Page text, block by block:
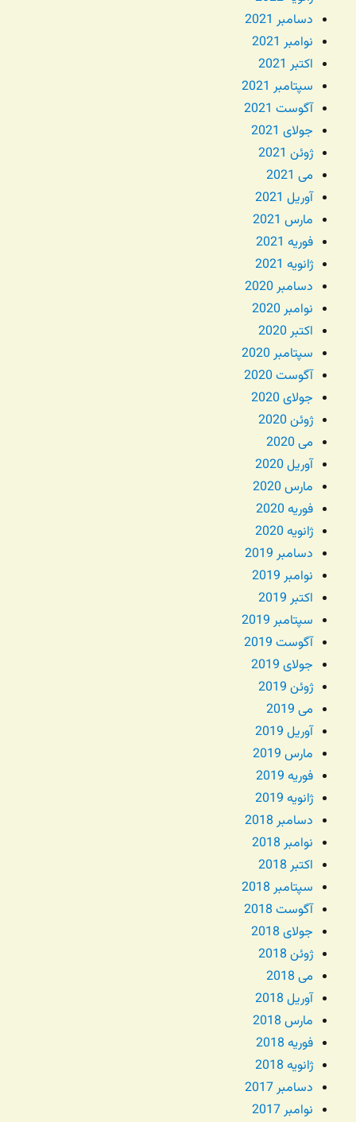
دسامبر 2021
نوامبر 2021
اکتبر 2021
سپتامبر 2021
آگوست 2021
جولای 2021
ژوئن 2021
می 2021
آوریل 2021
مارس 2021
فوریه 2021
ژانویه 2021
دسامبر 2020
نوامبر 2020
اکتبر 2020
سپتامبر 2020
آگوست 2020
جولای 2020
ژوئن 2020
می 2020
آوریل 2020
مارس 2020
فوریه 2020
ژانویه 2020
دسامبر 2019
نوامبر 2019
اکتبر 2019
سپتامبر 2019
آگوست 2019
جولای 2019
ژوئن 2019
می 2019
آوریل 2019
مارس 2019
فوریه 2019
ژانویه 2019
دسامبر 2018
نوامبر 2018
اکتبر 2018
سپتامبر 2018
آگوست 2018
جولای 2018
ژوئن 2018
می 2018
آوریل 2018
مارس 2018
فوریه 2018
ژانویه 2018
دسامبر 2017
نوامبر 2017